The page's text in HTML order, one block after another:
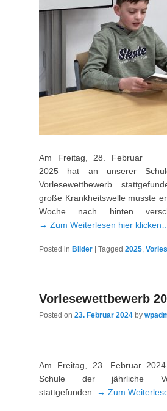
Am Freitag, 28. Februar
2025 hat an unserer
Vorlesewettbewerb
große Krankheitswelle musste
Woche nach hinten
→ Zum Weiterlesen hier klicken…
Posted in Bilder | Tagged 2025
Vorlesewettbewerb
Posted on 23. Februar 2024 by
Am Freitag, 23. Februar
Schule der jährliche
stattgefunden.
→ Zum